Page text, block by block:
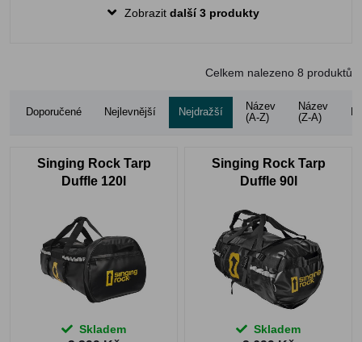
Zobrazit další 3 produkty
Celkem nalezeno 8 produktů
Doporučené Nejlevnější Nejdražší
Název
(A-Z)
Název
(Z-A)
Singing Rock Tarp
Duffle 120l
Skladem
Singing Rock Tarp
Duffle 90l
Skladem